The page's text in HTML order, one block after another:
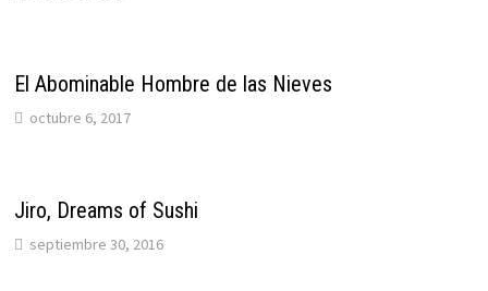
El Abominable Hombre de las Nieves
octubre 6, 2017
Jiro, Dreams of Sushi
septiembre 30, 2016